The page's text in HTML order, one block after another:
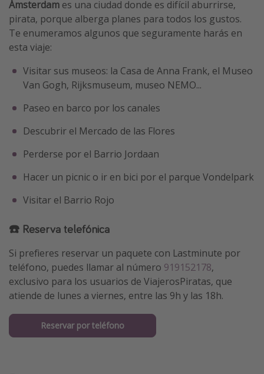
Ámsterdam es una ciudad donde es difícil aburrirse,
pirata, porque alberga planes para todos los gustos.
Te enumeramos algunos que seguramente harás en
esta viaje:
Visitar sus museos: la Casa de Anna Frank, el Museo
Van Gogh, Rijksmuseum, museo NEMO...
Paseo en barco por los canales
Descubrir el Mercado de las Flores
Perderse por el Barrio Jordaan
Hacer un picnic o ir en bici por el parque Vondelpark
Visitar el Barrio Rojo
☎️ Reserva telefónica
Si prefieres reservar un paquete con Lastminute por
teléfono, puedes llamar al número 919152178,
exclusivo para los usuarios de ViajerosPiratas, que
atiende de lunes a viernes, entre las 9h y las 18h.
Reservar por teléfono